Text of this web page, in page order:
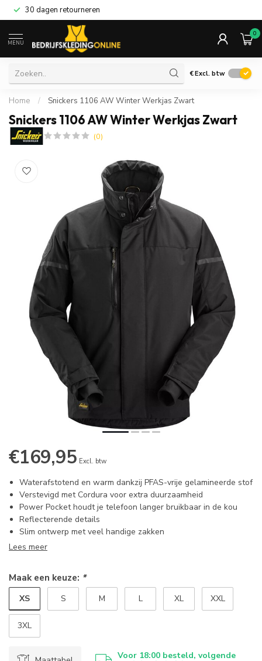
30 dagen retourneren
MENU
0
€Excl. btw
Home / Snickers 1106 AW Winter Werkjas Zwart
Snickers 1106 AW Winter Werkjas Zwart
(0)
€169,95 Excl. btw
Waterafstotend en warm dankzij PFAS-vrije gelamineerde stof
Verstevigd met Cordura voor extra duurzaamheid
Power Pocket houdt je telefoon langer bruikbaar in de kou
Reflecterende details
Slim ontwerp met veel handige zakken
Lees meer
Maak een keuze: *
XS S M L XL XXL
3XL
Voor 18:00 besteld, volgende